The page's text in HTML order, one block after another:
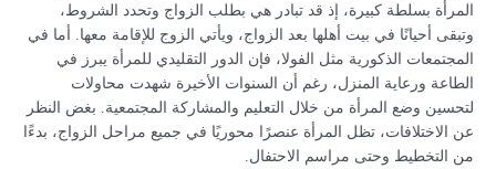
المرأة بسلطة كبيرة، إذ قد تبادر هي بطلب الزواج وتحدد الشروط،
وتبقى أحيانًا في بيت أهلها بعد الزواج، ويأتي الزوج للإقامة معها. أما في
المجتمعات الذكورية مثل الفولا، فإن الدور التقليدي للمرأة يبرز في
الطاعة ورعاية المنزل، رغم أن السنوات الأخيرة شهدت محاولات
لتحسين وضع المرأة من خلال التعليم والمشاركة المجتمعية. بغض النظر
عن الاختلافات، تظل المرأة عنصرًا محوريًا في جميع مراحل الزواج، بدءًا
من التخطيط وحتى مراسم الاحتفال.